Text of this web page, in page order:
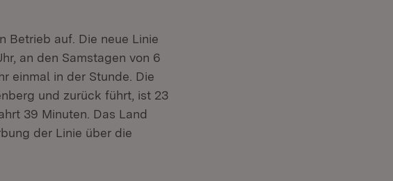
Betrieb auf. Die neue Linie
an den Samstagen von 6
einmal in der Stunde. Die
und zurück führt, ist 23
39 Minuten. Das Land
der Linie über die